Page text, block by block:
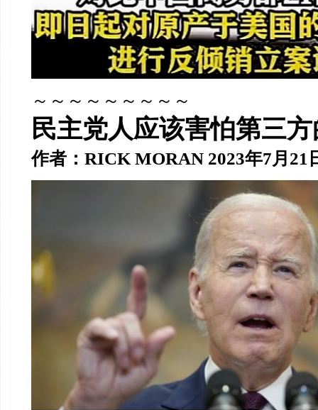
～～～～～～～～～
民主党人应该害怕第三
作者： RICK MORAN 2023年7月 21